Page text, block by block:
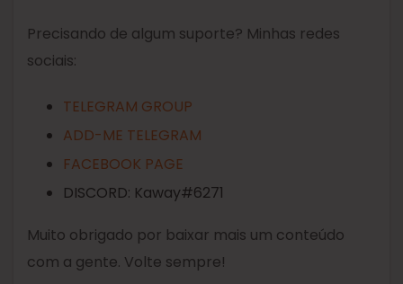
Precisando de algum suporte? Minhas redes
sociais:
TELEGRAM GROUP
ADD-ME TELEGRAM
FACEBOOK PAGE
DISCORD: Kaway#6271
Muito obrigado por baixar mais um conteúdo
com a gente. Volte sempre!